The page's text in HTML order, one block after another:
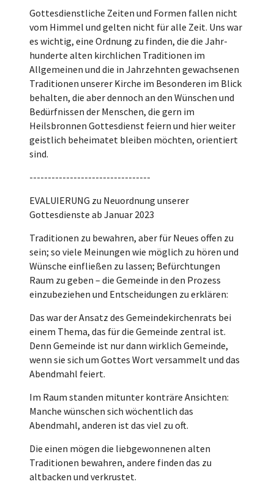
Gottesdienstliche Zeiten und Formen fallen nicht
vom Himmel und gelten nicht für alle Zeit. Uns war
es wichtig, eine Ordnung zu finden, die die Jahr-
hunderte alten kirchlichen Traditionen im
Allgemeinen und die in Jahrzehnten gewachsenen
Traditionen unserer Kirche im Besonderen im Blick
behalten, die aber dennoch an den Wünschen und
Bedürfnissen der Menschen, die gern im
Heilsbronnen Gottesdienst feiern und hier weiter
geistlich beheimatet bleiben möchten, orientiert
sind.
---------------------------------
EVALUIERUNG zu Neuordnung unserer
Gottesdienste ab Januar 2023
Traditionen zu bewahren, aber für Neues offen zu
sein; so viele Meinungen wie möglich zu hören und
Wünsche einfließen zu lassen; Befürchtungen
Raum zu geben – die Gemeinde in den Prozess
einzubeziehen und Entscheidungen zu erklären:
Das war der Ansatz des Gemeindekirchenrats bei
einem Thema, das für die Gemeinde zentral ist.
Denn Gemeinde ist nur dann wirklich Gemeinde,
wenn sie sich um Gottes Wort versammelt und das
Abendmahl feiert.
Im Raum standen mitunter konträre Ansichten:
Manche wünschen sich wöchentlich das
Abendmahl, anderen ist das viel zu oft.
Die einen mögen die liebgewonnenen alten
Traditionen bewahren, andere finden das zu
altbacken und verkrustet.